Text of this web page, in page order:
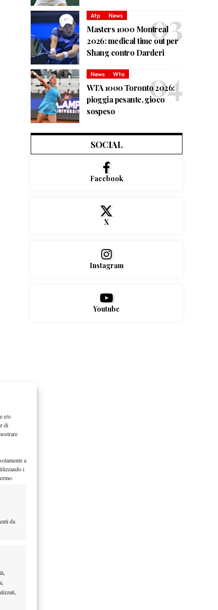
e/o
di
a
i
da
Atp News
Masters 1000 Montreal
2026: medical time out per
Shang contro Darderi
News Wta
WTA 1000 Toronto 2026:
pioggia pesante, gioco
sospeso
SOCIAL
Facebook
X
Instagram
Youtube